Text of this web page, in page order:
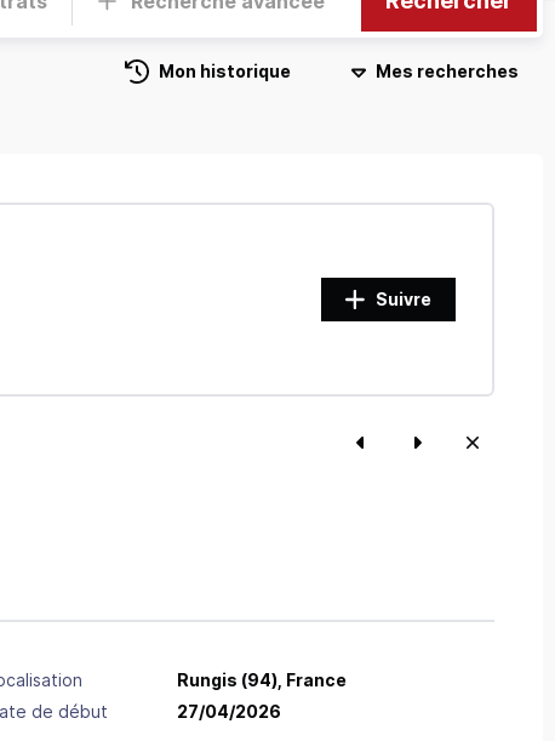
Mon historique Mes recherches
Suivre
Rungis (94), France
de début 27/04/2026